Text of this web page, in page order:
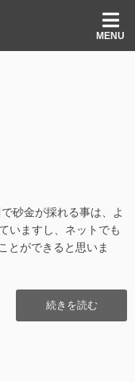
MENU
砂金が採れる事は、よ
いますし、ネットでも
とができると思いま
“秋
川
続きを読む